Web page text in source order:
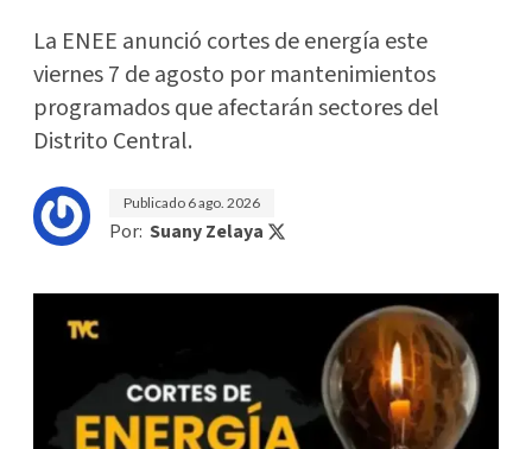
La ENEE anunció cortes de energía este
viernes 7 de agosto por mantenimientos
programados que afectarán sectores del
Distrito Central.
Publicado 6 ago. 2026
Por: Suany Zelaya